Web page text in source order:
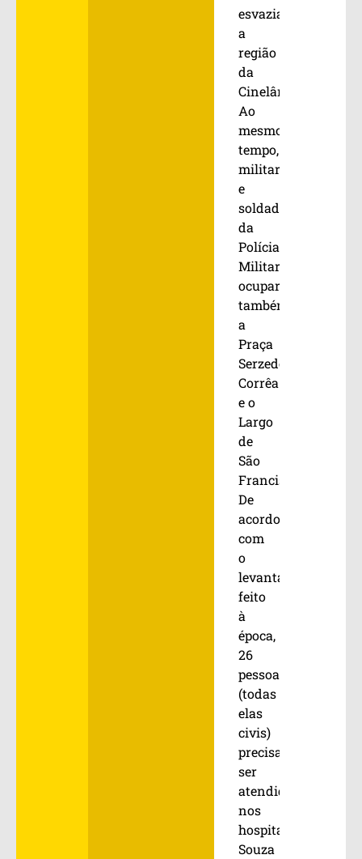
esvaziando
a
região
da
Cinelândia.
Ao
mesmo
tempo,
militares
e
soldados
da
Polícia
Militar
ocuparam
também
a
Praça
Serzedelo
Corrêa
e o
Largo
de
São
Francisco.
De
acordo
com
o
levantamento
feito
à
época,
26
pessoas
(todas
elas
civis)
precisaram
ser
atendidas
nos
hospitais
Souza